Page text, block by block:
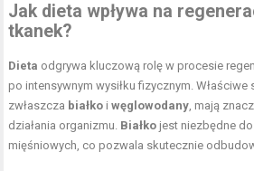
Jak dieta wpływa na
tkanek?
Dieta odgrywa kluczową rolę w procesie
po intensywnym wysiłku fizycznym. Właściwe
zwłaszcza białko iwęglowodany, mają
działania organizmu. Białko jest niezbędne
mięśniowych, co pozwala skutecznie